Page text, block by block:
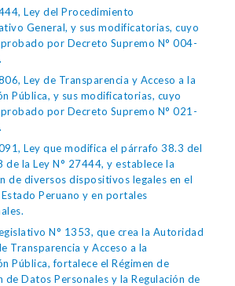
Ley del Procedimiento
General, y sus modificatorias, cuyo
por Decreto Supremo N° 004-
Ley de Transparencia y Acceso a la
Pública, y sus modificatorias, cuyo
por Decreto Supremo N° 021-
Ley que modifica el párrafo 38.3 del
de la Ley N° 27444, y establece la
de diversos dispositivos legales en el
Peruano y en portales
N° 1353, que crea la Autoridad
Transparencia y Acceso a la
Pública, fortalece el Régimen de
de Datos Personales y la Regulación de